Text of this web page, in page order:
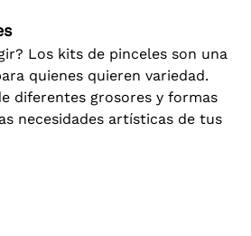
Los kits de pinceles son una
quienes quieren variedad.
diferentes grosores y formas
necesidades artísticas de tus